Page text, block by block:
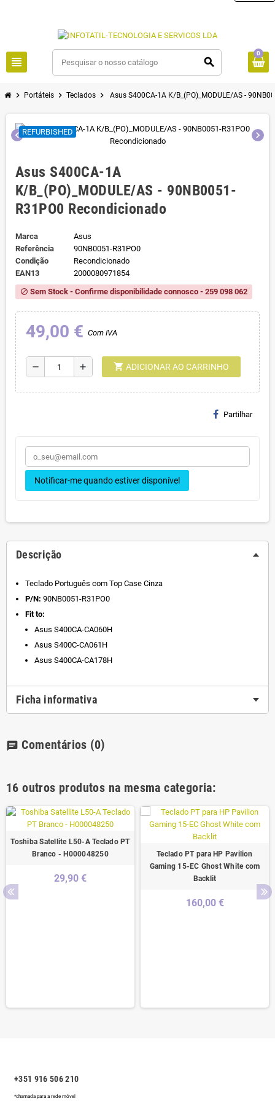
view_headline search
0
chevron_right Portáteis chevron_right Teclados chevron_right Asus S400CA-1A K/B_(PO)_MODULE/AS -
chevron_left chevron_right
REFURBISHED
Asus S400CA-1A
K/B_(PO)_MODULE/AS - 90NB0051-
R31PO0 Recondicionado
Marca
Asus
Referência
90NB0051-R31PO0
Condição
Recondicionado
EAN13
2000080971854
block Sem Stock - Confirme disponibilidade connosco - 259 098 062
49,00 € Com IVA
remove add shopping_cart ADICIONAR AO CARRINHO
Partilhar
Notificar-me quando estiver disponível
Descrição
Teclado Português com Top Case Cinza
P/N: 90NB0051-R31PO0
Fit to:
Asus S400CA-CA060H
Asus S400C-CA061H
Asus S400CA-CA178H
Ficha informativa
chat Comentários (0)
16 outros produtos na mesma categoria:
Toshiba Satellite L50-A Teclado PT
Branco - H000048250
29,90 €
Teclado PT para HP Pavilion
Gaming 15-EC Ghost White com
Backlit
160,00 €
+351 916 506 210
*chamada para a rede móvel